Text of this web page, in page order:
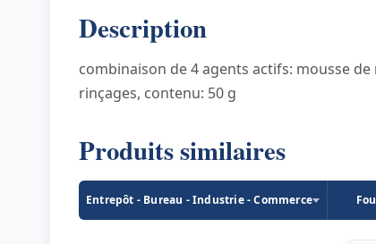
Description
combinaison de 4 agents actifs: mousse
rinçages, contenu: 50 g
Produits similaires
Entrepôt - Bureau - Industrie - Commerce